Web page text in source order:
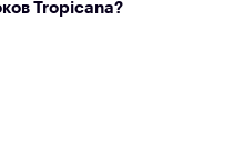
Tropicana?